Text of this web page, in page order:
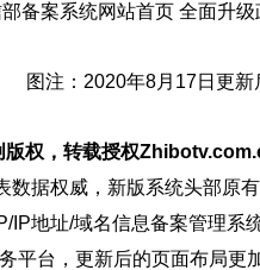
图注：2020年8月17日更
版权，转载授权
据权威，新版系统头部原
IP地址/域名信息备案管理系
平台，更新后的页面布局